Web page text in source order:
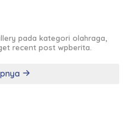
pada kategori olahraga,
recent post wpberita.